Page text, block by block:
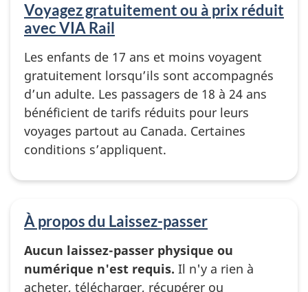
Voyagez gratuitement ou à prix réduit
avec VIA Rail
Les enfants de 17 ans et moins voyagent
gratuitement lorsqu’ils sont accompagnés
d’un adulte. Les passagers de 18 à 24 ans
bénéficient de tarifs réduits pour leurs
voyages partout au Canada. Certaines
conditions s’appliquent.
À propos du Laissez-passer
Aucun laissez-passer physique ou
numérique n'est requis. Il n'y a rien à
acheter, télécharger, récupérer ou